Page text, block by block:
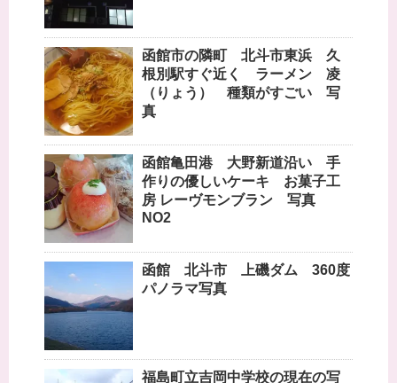
函館市の隣町 北斗市東浜 久
根別駅すぐ近く ラーメン 凌
（りょう） 種類がすごい 写
真
函館亀田港 大野新道沿い 手
作りの優しいケーキ お菓子工
房 レーヴモンブラン 写真
NO2
函館 北斗市 上磯ダム 360度
パノラマ写真
福島町立吉岡中学校の現在の写